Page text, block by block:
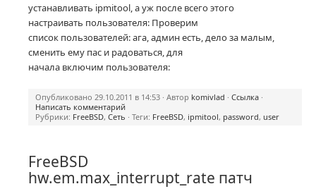
устанавливать ipmitool, а уж после всего этого
настраивать пользователя: Проверим
список пользователей: ага, админ есть, дело за малым,
сменить ему пас и радоваться, для
начала включим пользователя:
Опубликовано 29.10.2011 в 14:53 · Автор komivlad · Ссылка ·
Написать комментарий
Рубрики: FreeBSD, Сеть · Теги: FreeBSD, ipmitool, password, user
FreeBSD
hw.em.max_interrupt_rate патч